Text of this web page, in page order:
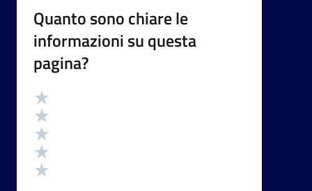
Quanto sono chiare le
informazioni su questa
pagina?
Valutazione